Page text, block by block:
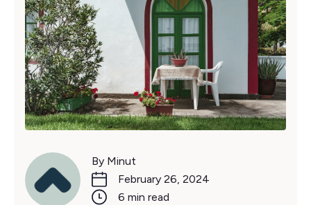
By Minut
February 26, 2024
6 min read